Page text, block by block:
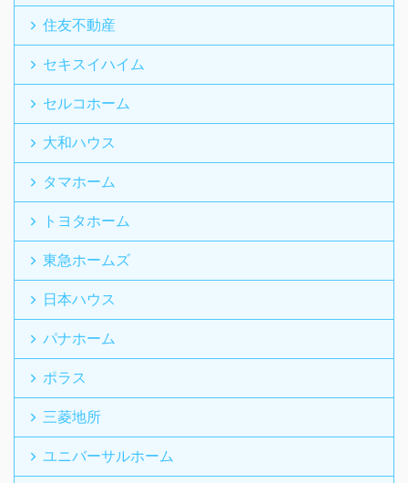
住友不動産
セキスイハイム
セルコホーム
大和ハウス
タマホーム
トヨタホーム
東急ホームズ
日本ハウス
パナホーム
ポラス
三菱地所
ユニバーサルホーム